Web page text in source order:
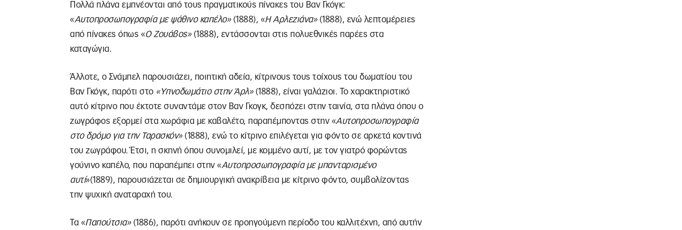
Πολλά πλάνα εμπνέονται από τους πραγματικούς πίνακες του Βαν Γκόγκ:
«Αυτοπροσωπογραφία με ψάθινο καπέλο»(1888), «Η Αρλεζιάνα»(1888), ενώ λεπτομέρειες
από πίνακες όπως «Ο Ζουάβος»(1888), εντάσσονται στις πολυεθνικές παρέες στα
καταγώγια.
Άλλοτε, ο Σνάμπελ παρουσιάζει, ποιητική αδεία, κίτρινους τους τοίχους του δωματίου του
Βαν Γκόγκ, παρότι στο «Υπνοδωμάτιο στην Άρλ»(1888), είναι γαλάζιοι. Το χαρακτηριστικό
αυτό κίτρινο που έκτοτε συναντάμε στον Βαν Γκογκ, δεσπόζει στην ταινία, στα πλάνα όπου ο
ζωγράφος εξορμεί στα χωράφια με καβαλέτο, παραπέμποντας στην «Αυτοπροσωπογραφία
στο δρόμο για την Ταρασκόν»(1888), ενώ το κίτρινο επιλέγεται για φόντο σε αρκετά κοντινά
του ζωγράφου. Έτσι, η σκηνή όπου συνομιλεί, με κομμένο αυτί, με τον γιατρό φορώντας
γούνινο καπέλο, που παραπέμπει στην «Αυτοπροσωπογραφία με μπανταρισμένο
αυτί»(1889), παρουσιάζεται σε δημιουργική ανακρίβεια με κίτρινο φόντο, συμβολίζοντας
την ψυχική αναταραχή του.
Τα «Παπούτσια»(1886), παρότι ανήκουν σε προηγούμενη περίοδο του καλλιτέχνη, από αυτήν